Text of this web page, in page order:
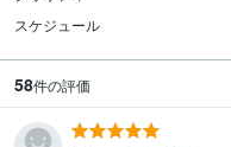
スケジュール
58件の評価